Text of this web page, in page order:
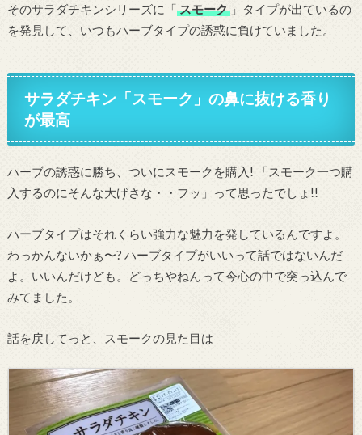
そのサラダチキンシリーズに「 スモーク」タイプが出ているの
を発見して、いつもハーブタイプの誘惑に負けていました。
サラダチキン「スモーク」の鼻に抜ける香り
が最高
ハーブの誘惑に勝ち、ついにスモークを購入! 「スモーク一つ購
入するのにそんな大げさな・・フッ」って思ったでしょ!!
ハーブタイプはそれくらい強力な魅力を発しているんですよ。
わっかんないかぁ〜? ハーブタイプがいいって話ではないんだ
よ。いいんだけども。どっちやねんって今心の中で突っ込んで
みてました。
話を戻してっと、スモークの見た目は